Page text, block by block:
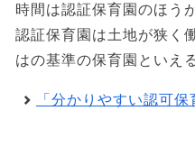
時間は認証保育園のほう
認証保育園は土地が狭く
はの基準の保育園といえ
「分かりやすい認可